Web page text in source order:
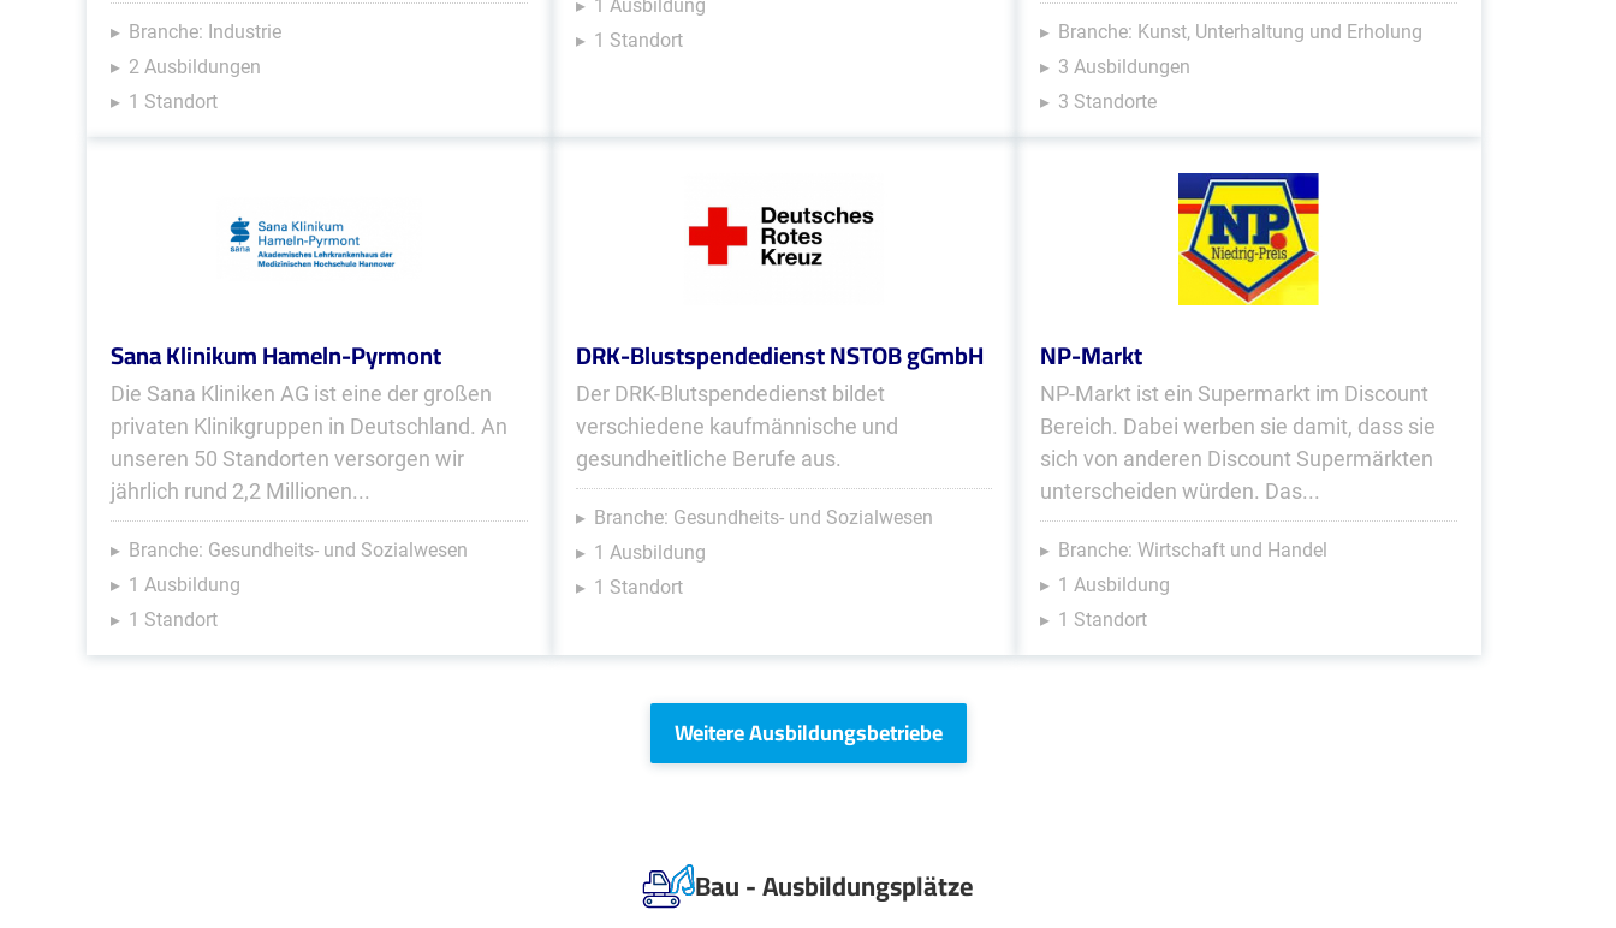
Branche: Industrie
2 Ausbildungen
1 Standort
1 Ausbildung
1 Standort
Branche: Kunst, Unterhaltung und Erholung
3 Ausbildungen
3 Standorte
Sana Klinikum Hameln-Pyrmont
Die Sana Kliniken AG ist eine der großen
privaten Klinikgruppen in Deutschland. An
unseren 50 Standorten versorgen wir
jährlich rund 2,2 Millionen...
Branche: Gesundheits- und Sozialwesen
1 Ausbildung
1 Standort
DRK-Blustspendedienst NSTOB gGmbH
Der DRK-Blutspendedienst bildet
verschiedene kaufmännische und
gesundheitliche Berufe aus.
Branche: Gesundheits- und Sozialwesen
1 Ausbildung
1 Standort
NP-Markt
NP-Markt ist ein Supermarkt im Discount
Bereich. Dabei werben sie damit, dass sie
sich von anderen Discount Supermärkten
unterscheiden würden. Das...
Branche: Wirtschaft und Handel
1 Ausbildung
1 Standort
Weitere Ausbildungsbetriebe
Bau - Ausbildungsplätze